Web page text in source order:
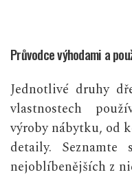
Průvodce výhodami a
Jednotlivé druhy
vlastnostech
výroby nábytku, od
detaily.
nejoblíbenějších z